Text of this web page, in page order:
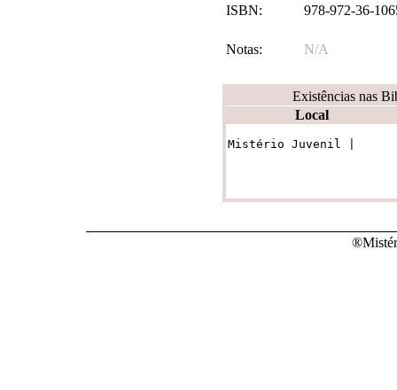
ISBN: 978-972-36-
Notas: N/A
Existências nas
Local
Mistério Juvenil |